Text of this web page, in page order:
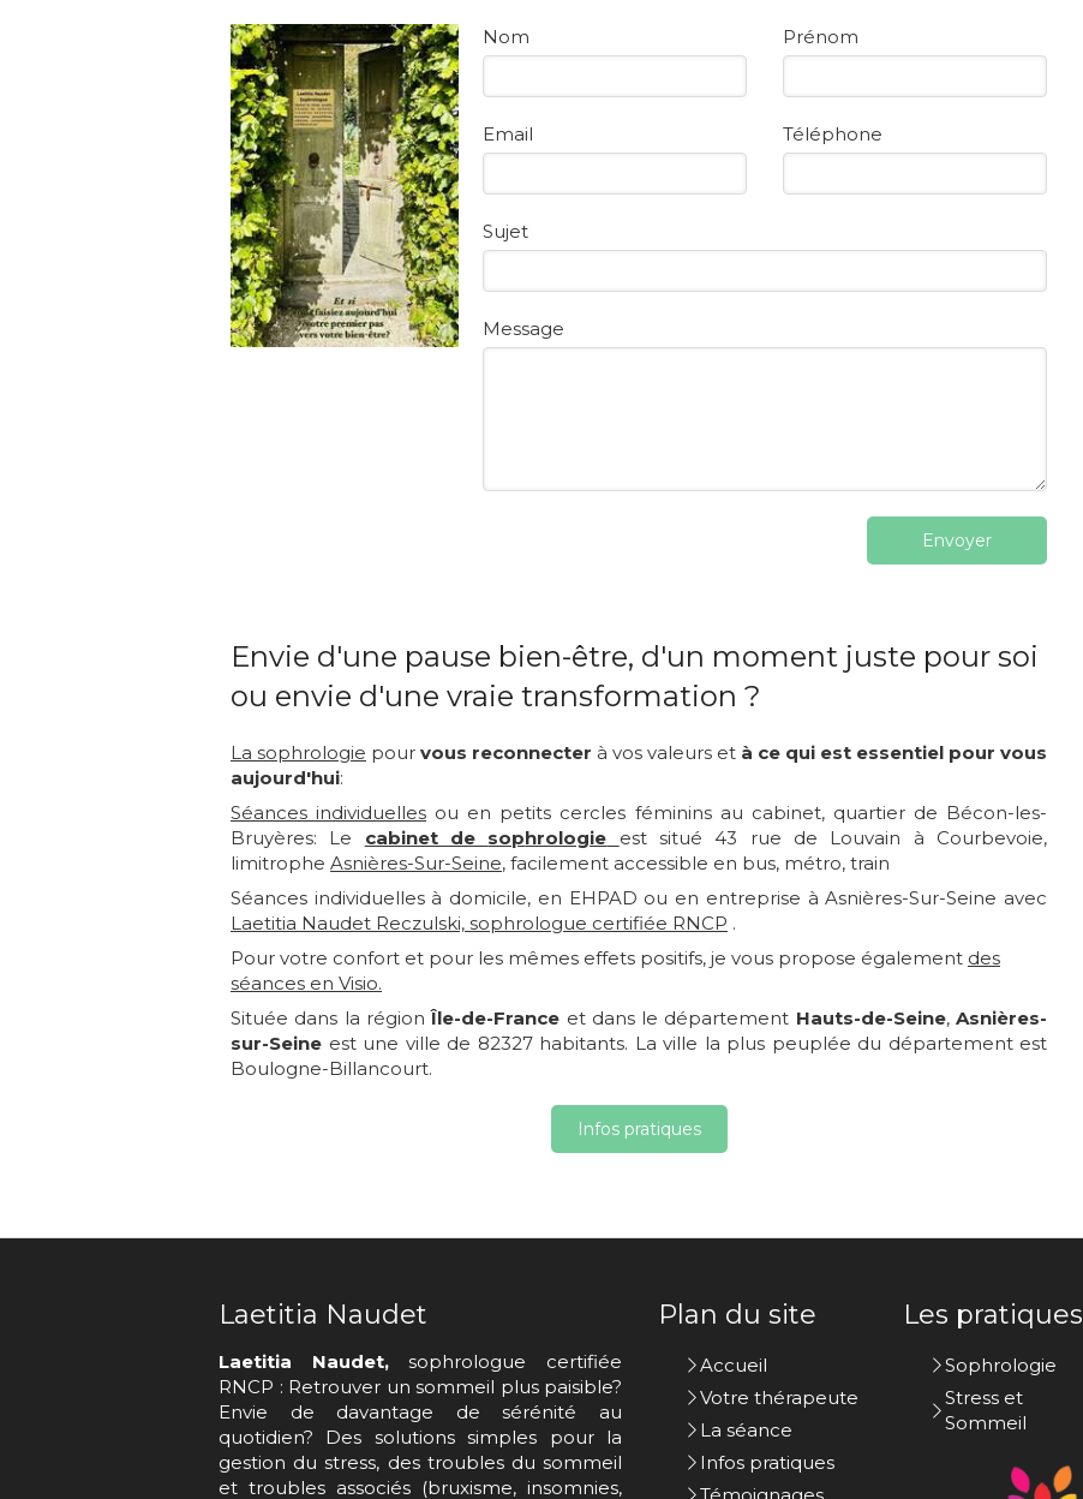
Nom Prénom
Email Téléphone
Sujet
Message
Envoyer
Envie d'une pause bien-être, d'un moment juste pour soi
ou envie d'une vraie transformation ?
La sophrologie pour vous reconnecter à vos valeurs et à ce qui est essentiel pour vous
aujourd'hui:
Séances individuelles ou en petits cercles féminins au cabinet, quartier de Bécon-les-
Bruyères: Le cabinet de sophrologie
est situé 43 rue de Louvain à Courbevoie,
limitrophe Asnières-Sur-Seine, facilement accessible en bus, métro, train
Séances individuelles à domicile, en EHPAD ou en entreprise à Asnières-Sur-Seine avec
Laetitia Naudet Reczulski, sophrologue certifiée RNCP .
Pour votre confort et pour les mêmes effets positifs, je vous propose également des
séances en Visio.
Située dans la régionÎle-de-France et dans le département Hauts-de-Seine,Asnières-
sur-Seine est une ville de 82327 habitants. La ville la plus peuplée du département est
Boulogne-Billancourt.
Infos pratiques
Laetitia Naudet
Laetitia Naudet,sophrologue certifiée
RNCP : Retrouver un sommeil plus paisible?
Envie de davantage de sérénité au
quotidien? Des solutions simples pour la
gestion du stress, des troubles du sommeil
et troubles associés (bruxisme, insomnies,
Plan du site
Accueil
Votre thérapeute
La séance
Infos pratiques
Les pratiques
Sophrologie
Stress et
Sommeil